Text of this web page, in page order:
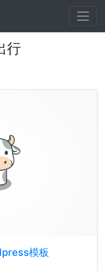
行
模板